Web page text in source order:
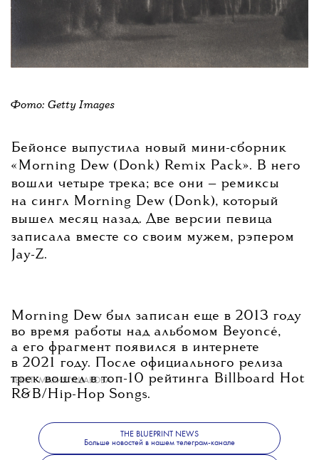
Фото: Getty Images
Бейонсе выпустила новый мини-сборник
«Morning Dew (Donk) Remix Pack». В него
вошли четыре трека; все они — ремиксы
на сингл Morning Dew (Donk), который
вышел месяц назад. Две версии певица
записала вместе со своим мужем, рэпером
Jay-Z.
Morning Dew был записан еще в 2013 году
во время работы над альбомом Beyoncé,
а его фрагмент появился в интернете
в 2021 году. После официального релиза
трек вошел в топ-10 рейтинга Billboard Hot
R&B/Hip-Hop Songs.
ТЕКСТ:МАРИЯ УШАКОВА
THE BLUEPRINT NEWS
Больше новостей в нашем телеграм-канале